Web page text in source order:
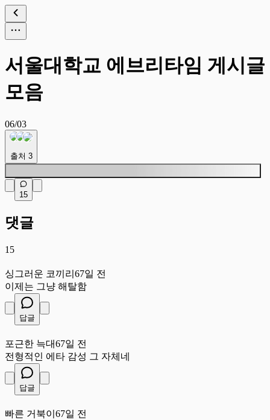
서울대학교 에브리타임 게시글
모음
06/03
출처 3
15
댓글
15
싱그러운 코끼리 67일 전
이제는 그냥 해탈함
답글
포근한 늑대67일 전
전형적인 에타 감성 그 자체네
답글
빠른 거북이 67일 전